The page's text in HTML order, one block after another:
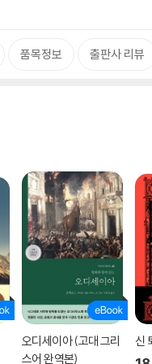
품목정보 출판사 리뷰
오디세이아 (고대 그리
스어 완역본)
신